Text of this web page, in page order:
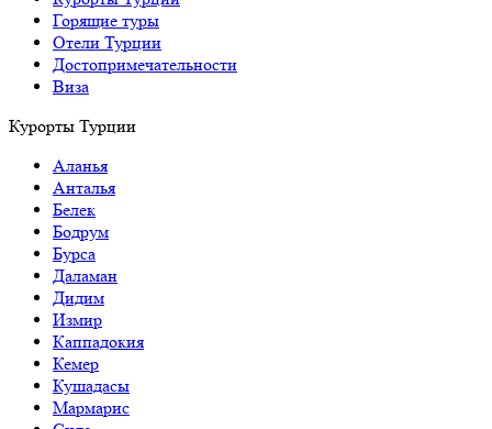
Горящие туры
Отели Турции
Достопримечательности
Виза
Курорты Турции
Аланья
Анталья
Белек
Бодрум
Бурса
Даламан
Дидим
Измир
Каппадокия
Кемер
Кушадасы
Мармарис